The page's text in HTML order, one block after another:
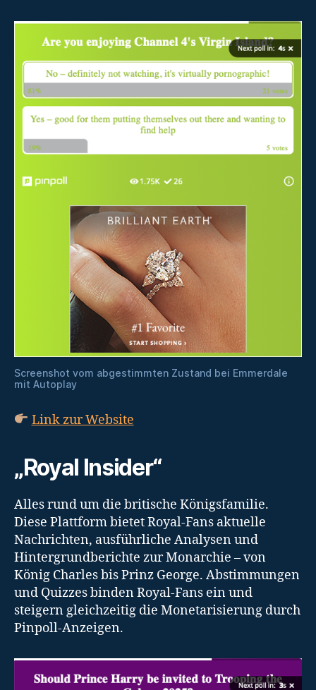
Screenshot vom abgestimmten Zustand bei Emmerdale
mit Autoplay
Link zur Website
„Royal Insider“
Alles rund um die britische Königsfamilie.
Diese Plattform bietet Royal-Fans aktuelle
Nachrichten, ausführliche Analysen und
Hintergrundberichte zur Monarchie – von
König Charles bis Prinz George. Abstimmungen
und Quizzes binden Royal-Fans ein und
steigern gleichzeitig die Monetarisierung durch
Pinpoll-Anzeigen.